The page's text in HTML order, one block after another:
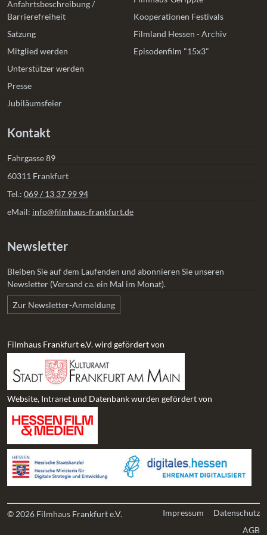
Anfahrtsbeschreibung /
Barrierefreiheit
Satzung
Mitglied werden
Unterstützer werden
Presse
Jubiläumsfeier
Kooperationen Festivals
Filmland Hessen - Archiv
Episodenfilm "15x3"
Kontakt
Fahrgasse 89
60311 Frankfurt
Tel.: 069 / 13 37 99 94
eMail: info@filmhaus-frankfurt.de
Newsletter
Bleiben Sie auf dem Laufenden und abonnieren Sie unseren
Newsletter (Versand ca. ein Mal im Monat).
Zur Newsletter-Anmeldung
Filmhaus Frankfurt e.V. wird gefördert von
Website, Intranet und Datenbank wurden gefördert von
© 2026 Filmhaus Frankfurt e.V. Impressum
Datenschutz
AGB